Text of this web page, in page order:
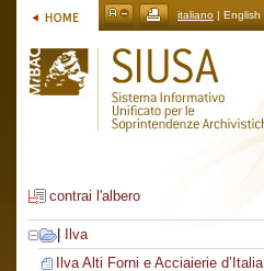
italiano | English
contrai l'albero
Ilva
Ilva Alti Forni e Acciaierie d’Italia